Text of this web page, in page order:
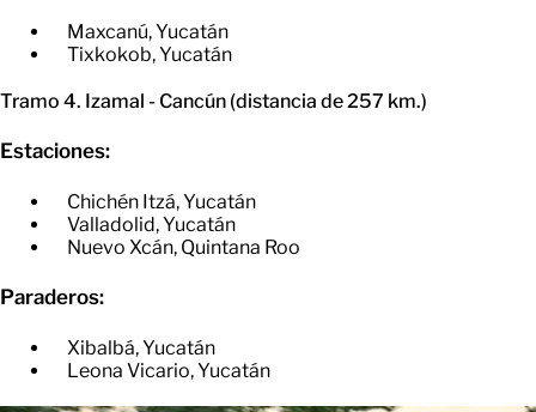
Maxcanú, Yucatán
​Tixkokob, Yucatán
Tramo 4. Izamal - Cancún (distancia de 257 km.)
Estaciones:
Chichén Itzá, Yucatán
​Valladolid, Yucatán
​Nuevo Xcán, Quintana Roo
Paraderos:
Xibalbá, Yucatán
​Leona Vicario, Yucatán